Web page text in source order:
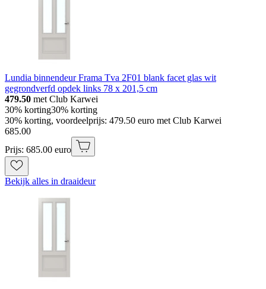
Lundia binnendeur Frama Tva 2F01 blank facet glas wit
gegrondverfd opdek links 78 x 201,5 cm
479.50 met Club Karwei
30% korting30% korting
30% korting, voordeelprijs: 479.50 euro met Club Karwei
685.00
Prijs: 685.00 euro
Bekijk alles in draaideur